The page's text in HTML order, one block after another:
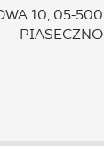
10, 05-500
PIASECZNO